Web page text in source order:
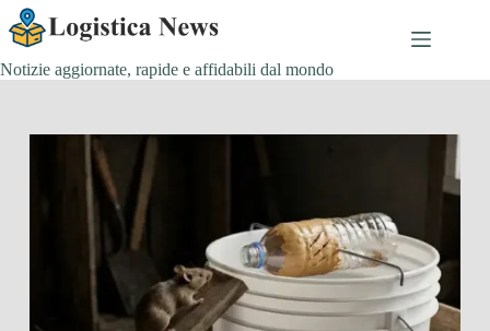
Salta
al
contenuto
Notizie aggiornate, rapide e affidabili dal mondo